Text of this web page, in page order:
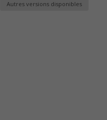
Autres versions disponibles